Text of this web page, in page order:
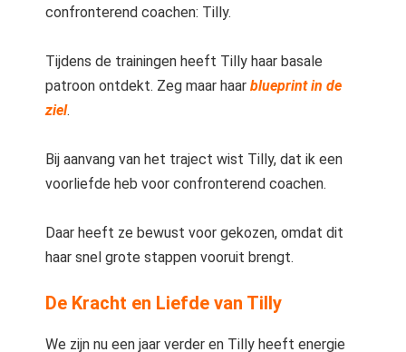
confronterend coachen: Tilly.
Tijdens de trainingen heeft Tilly haar basale
patroon ontdekt. Zeg maar haar blueprint in de
ziel.
Bij aanvang van het traject wist Tilly, dat ik een
voorliefde heb voor confronterend coachen.
Daar heeft ze bewust voor gekozen, omdat dit
haar snel grote stappen vooruit brengt.
De Kracht en Liefde van Tilly
We zijn nu een jaar verder en Tilly heeft energie